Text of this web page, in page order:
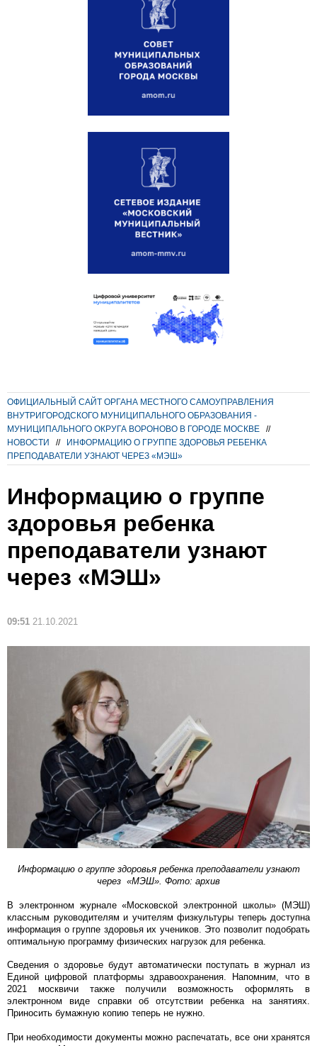
ОФИЦИАЛЬНЫЙ САЙТ ОРГАНА МЕСТНОГО САМОУПРАВЛЕНИЯ
ВНУТРИГОРОДСКОГО МУНИЦИПАЛЬНОГО ОБРАЗОВАНИЯ -
МУНИЦИПАЛЬНОГО ОКРУГА ВОРОНОВО В ГОРОДЕ МОСКВЕ
//
НОВОСТИ
//
ИНФОРМАЦИЮ О ГРУППЕ ЗДОРОВЬЯ РЕБЕНКА
ПРЕПОДАВАТЕЛИ УЗНАЮТ ЧЕРЕЗ «МЭШ»
Информацию о группе
здоровья ребенка
преподаватели узнают
через «МЭШ»
09:51 21.10.2021
Информацию о группе здоровья ребенка преподаватели узнают
через «МЭШ». Фото: архив
В электронном журнале «Московской электронной школы» (МЭШ)
классным руководителям и учителям физкультуры теперь доступна
информация о группе здоровья их учеников. Это позволит подобрать
оптимальную программу физических нагрузок для ребенка.
Сведения о здоровье будут автоматически поступать в журнал из
Единой цифровой платформы здравоохранения. Напомним, что в
2021 москвичи также получили возможность оформлять в
электронном виде справки об отсутствии ребенка на занятиях.
Приносить бумажную копию теперь не нужно.
При необходимости документы можно распечатать, все они хранятся